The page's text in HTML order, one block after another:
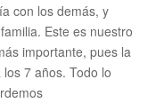
con los demás, y
Este es nuestro
importante, pues la
7 años. Todo lo